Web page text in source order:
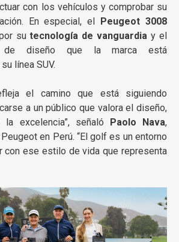
con los vehículos y comprobar su
En especial, el Peugeot 3008
sutecnología de vanguardia y el
de diseño que la marca está
línea SUV.
el camino que está siguiendo
a un público que valora el diseño,
excelencia”, señaló Paolo Nava,
en Perú. “El golf es un entorno
con ese estilo de vida que representa